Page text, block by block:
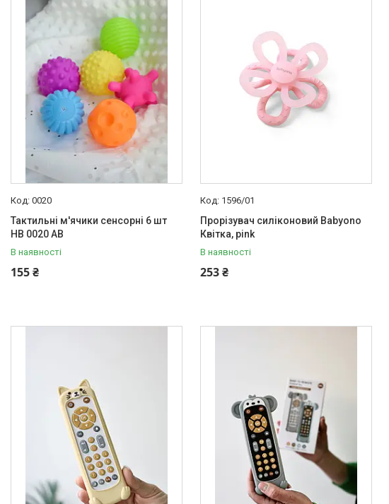
Акційні пропозиції
Новинки
Товари
ТОП товарів Пакунок Малюка
Підбірка товарів для малюка
до року (7000 грн)
Автокрісла
Меблі дитячі
Дитячий транспорт
Іграшки
Засоби особистої гігієни
Дитяче харчування
Корисна інформація для
0020
Тактильні м'ячики сенсорні 6 шт
HB 0020 AB
В наявності
155 ₴
1596/01
Прорізувач силіконовий Babyono
Квітка, pink
В наявності
253 ₴